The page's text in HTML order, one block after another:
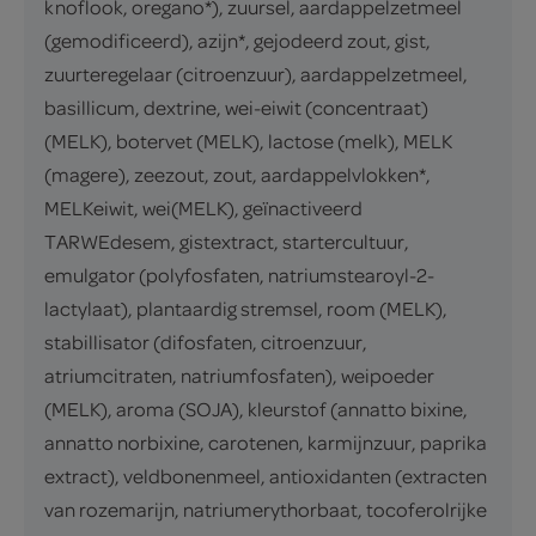
knoflook, oregano*), zuursel, aardappelzetmeel
(gemodificeerd), azijn*, gejodeerd zout, gist,
zuurteregelaar (citroenzuur), aardappelzetmeel,
basillicum, dextrine, wei-eiwit (concentraat)
(MELK), botervet (MELK), lactose (melk), MELK
(magere), zeezout, zout, aardappelvlokken*,
MELKeiwit, wei(MELK), geïnactiveerd
TARWEdesem, gistextract, startercultuur,
emulgator (polyfosfaten, natriumstearoyl-2-
lactylaat), plantaardig stremsel, room (MELK),
stabillisator (difosfaten, citroenzuur,
atriumcitraten, natriumfosfaten), weipoeder
(MELK), aroma (SOJA), kleurstof (annatto bixine,
annatto norbixine, carotenen, karmijnzuur, paprika
extract), veldbonenmeel, antioxidanten (extracten
van rozemarijn, natriumerythorbaat, tocoferolrijke